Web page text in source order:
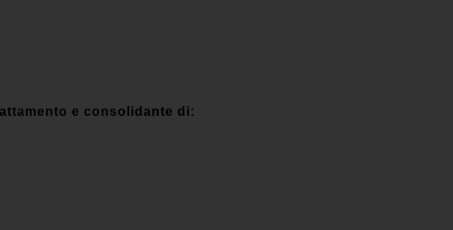
e consolidante di: